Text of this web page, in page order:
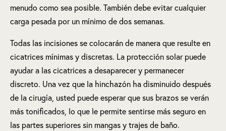
menudo como sea posible. También debe evitar cualquier
carga pesada por un mínimo de dos semanas.
Todas las incisiones se colocarán de manera que resulte en
cicatrices mínimas y discretas. La protección solar puede
ayudar a las cicatrices a desaparecer y permanecer
discreto. Una vez que la hinchazón ha disminuido después
de la cirugía, usted puede esperar que sus brazos se verán
más tonificados, lo que le permite sentirse más seguro en
las partes superiores sin mangas y trajes de baño.